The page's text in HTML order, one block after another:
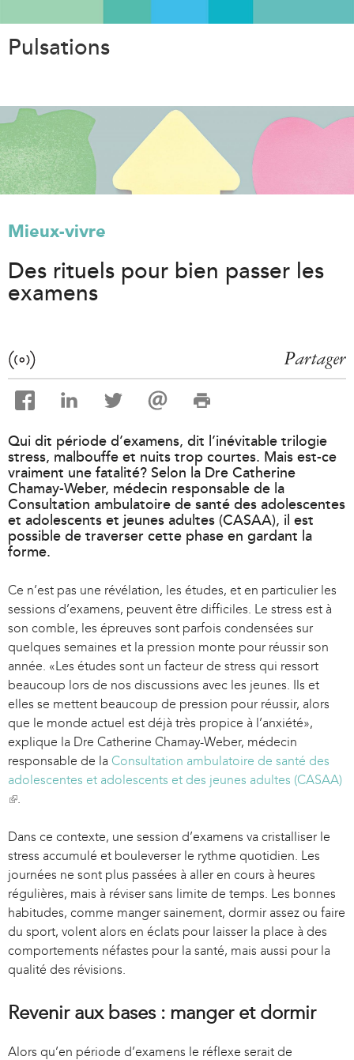
Pulsations
Mieux-vivre
Des rituels pour bien passer les
examens
Partager
Qui dit période d’examens, dit l’inévitable trilogie
stress, malbouffe et nuits trop courtes. Mais est-ce
vraiment une fatalité? Selon la Dre Catherine
Chamay-Weber, médecin responsable de la
Consultation ambulatoire de santé des adolescentes
et adolescents et jeunes adultes (CASAA), il est
possible de traverser cette phase en gardant la
forme.
Ce n’est pas une révélation, les études, et en particulier les
sessions d’examens, peuvent être difficiles. Le stress est à
son comble, les épreuves sont parfois condensées sur
quelques semaines et la pression monte pour réussir son
année. «Les études sont un facteur de stress qui ressort
beaucoup lors de nos discussions avec les jeunes. Ils et
elles se mettent beaucoup de pression pour réussir, alors
que le monde actuel est déjà très propice à l’anxiété»,
explique la Dre Catherine Chamay-Weber, médecin
responsable de la Consultation ambulatoire de santé des
adolescentes et adolescents et des jeunes adultes (CASAA)
(
i
n
k
i
s
e
x
t
r
a
.
Dans ce contexte, une session d’examens va cristalliser le
stress accumulé et bouleverser le rythme quotidien. Les
journées ne sont plus passées à aller en cours à heures
régulières, mais à réviser sans limite de temps. Les bonnes
habitudes, comme manger sainement, dormir assez ou faire
du sport, volent alors en éclats pour laisser la place à des
comportements néfastes pour la santé, mais aussi pour la
qualité des révisions.
Revenir aux bases : manger et dormir
Alors qu’en période d’examens le réflexe serait de